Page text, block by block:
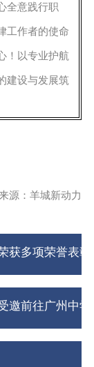
全意践行职
工作者的使命
！以专业护航
建设与发展筑
源：羊城新动力
获多项荣誉表彰
邀前往广州中